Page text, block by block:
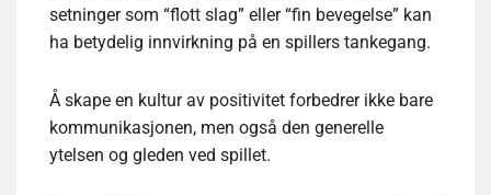
setninger som “flott slag” eller “fin bevegelse” kan
ha betydelig innvirkning på en spillers tankegang.
Å skape en kultur av positivitet forbedrer ikke bare
kommunikasjonen, men også den generelle
ytelsen og gleden ved spillet.